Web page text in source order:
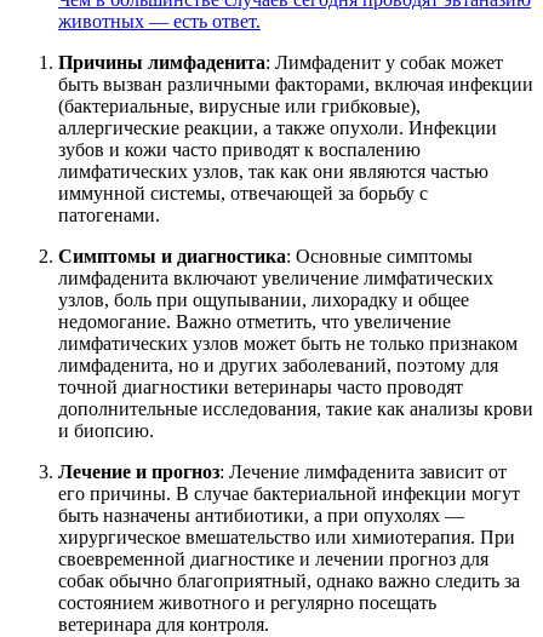
животных — есть ответ.
Причины лимфаденита: Лимфаденит у собак может
быть вызван различными факторами, включая инфекции
(бактериальные, вирусные или грибковые),
аллергические реакции, а также опухоли. Инфекции
зубов и кожи часто приводят к воспалению
лимфатических узлов, так как они являются частью
иммунной системы, отвечающей за борьбу с
патогенами.
Симптомы и диагностика: Основные симптомы
лимфаденита включают увеличение лимфатических
узлов, боль при ощупывании, лихорадку и общее
недомогание. Важно отметить, что увеличение
лимфатических узлов может быть не только признаком
лимфаденита, но и других заболеваний, поэтому для
точной диагностики ветеринары часто проводят
дополнительные исследования, такие как анализы крови
и биопсию.
Лечение и прогноз: Лечение лимфаденита зависит от
его причины. В случае бактериальной инфекции могут
быть назначены антибиотики, а при опухолях —
хирургическое вмешательство или химиотерапия. При
своевременной диагностике и лечении прогноз для
собак обычно благоприятный, однако важно следить за
состоянием животного и регулярно посещать
ветеринара для контроля.